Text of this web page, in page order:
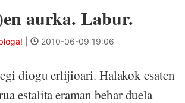
aurka. Labur.
2010-06-09 19:06
diogu erlijioari. Halakok esaten
estalita eraman behar duela